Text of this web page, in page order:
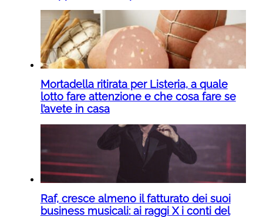
Mortadella ritirata per Listeria, a quale
lotto fare attenzione e che cosa fare se
l’avete in casa
Raf, cresce almeno il fatturato dei suoi
business musicali: ai raggi X i conti del